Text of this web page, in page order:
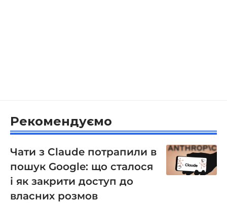
Рекомендуємо
Чати з Claude потрапили в
пошук Google: що сталося
і як закрити доступ до
власних розмов